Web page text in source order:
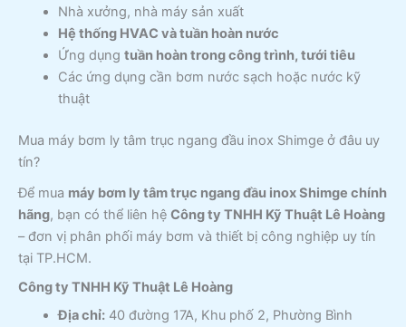
Nhà xưởng, nhà máy sản xuất
Hệ thống HVAC và tuần hoàn nước
Ứng dụng tuần hoàn trong công trình, tưới tiêu
Các ứng dụng cần bơm nước sạch hoặc nước kỹ
thuật
Mua máy bơm ly tâm trục ngang đầu inox Shimge ở đâu uy
tín?
Để mua máy bơm ly tâm trục ngang đầu inox Shimge chính
hãng, bạn có thể liên hệ Công ty TNHH Kỹ Thuật Lê Hoàng
– đơn vị phân phối máy bơm và thiết bị công nghiệp uy tín
tại TP.HCM.
Công ty TNHH Kỹ Thuật Lê Hoàng
Địa chỉ:40 đường 17A, Khu phố 2, Phường Bình